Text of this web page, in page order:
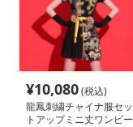
¥10,080(税込)
龍鳳刺繍チャイナ服セッ
トアップミニ丈ワンピー